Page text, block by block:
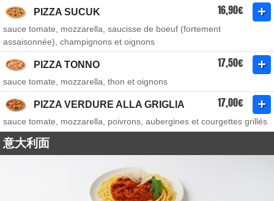
PIZZA SUCUK 16,90€
sauce tomate, mozzarella, saucisse de boeuf (fortement
assaisonnée), champignons et oignons
PIZZA TONNO 17,50€
sauce tomate, mozzarella, thon et oignons
PIZZA VERDURE ALLA GRIGLIA 17,00€
sauce tomate, mozzarella, poivrons, aubergines et courgettes grillés
意大利面